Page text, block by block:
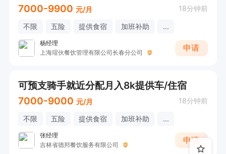
7000-9900 元/月 18分钟前
不限 五险 提供食宿 加班补助 ...
杨经理
上海瑆伙餐饮管理有限公司长春分公司
申请
可预支骑手就近分配月入8k提供车/住宿
7000-9000 元/月 18分钟前
不限 五险 提供食宿 加班补助 ...
张经理
吉林省德邦餐饮服务有限公司
申请